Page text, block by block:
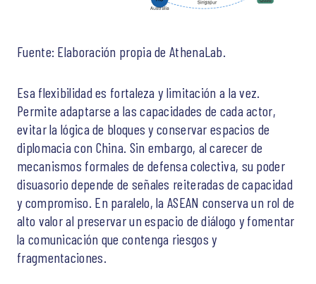
Fuente: Elaboración propia de AthenaLab.
Esa flexibilidad es fortaleza y limitación a la vez.
Permite adaptarse a las capacidades de cada actor,
evitar la lógica de bloques y conservar espacios de
diplomacia con China. Sin embargo, al carecer de
mecanismos formales de defensa colectiva, su poder
disuasorio depende de señales reiteradas de capacidad
y compromiso. En paralelo, la ASEAN conserva un rol de
alto valor al preservar un espacio de diálogo y fomentar
la comunicación que contenga riesgos y
fragmentaciones.